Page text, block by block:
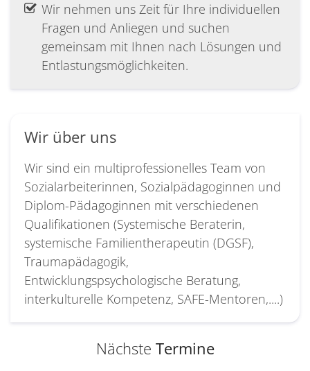
Wir nehmen uns Zeit für Ihre individuellen
Fragen und Anliegen und suchen
gemeinsam mit Ihnen nach Lösungen und
Entlastungsmöglichkeiten.
Wir über uns
Wir sind ein multiprofessionelles Team von
Sozialarbeiterinnen, Sozialpädagoginnen und
Diplom-Pädagoginnen mit verschiedenen
Qualifikationen (Systemische Beraterin,
systemische Familientherapeutin (DGSF),
Traumapädagogik,
Entwicklungspsychologische Beratung,
interkulturelle Kompetenz, SAFE-Mentoren,....)
Nächste Termine